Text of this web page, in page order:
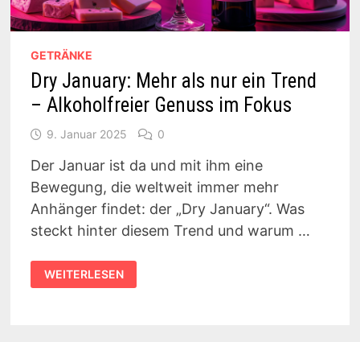
GETRÄNKE
Dry January: Mehr als nur ein Trend
– Alkoholfreier Genuss im Fokus
9. Januar 2025 0
Der Januar ist da und mit ihm eine
Bewegung, die weltweit immer mehr
Anhänger findet: der „Dry January“. Was
steckt hinter diesem Trend und warum …
DRY
JANUARY:
MEHR
WEITERLESEN